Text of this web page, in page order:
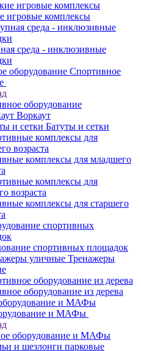
игровые комплексы
среда - инклюзивные
Спортивное
оборудование
Воркаут
Батуты и сетки
комплексы для младшего
комплексы для старшего
спортивных площадок
Тренажеры
оборудование из дерева
и МАФы
оборудование и МАФы